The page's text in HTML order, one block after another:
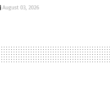
August 03, 2026